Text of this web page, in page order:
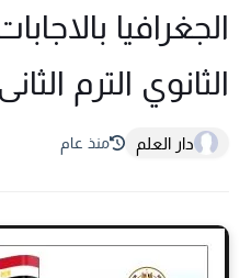
الجغرافيا
الثانوي الترم الثانى 2026 pdf
دار العلم منذ عام